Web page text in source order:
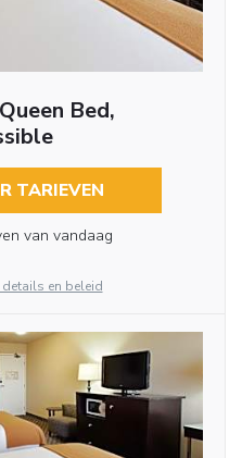
Bed,
TARIEVEN
van vandaag
en beleid